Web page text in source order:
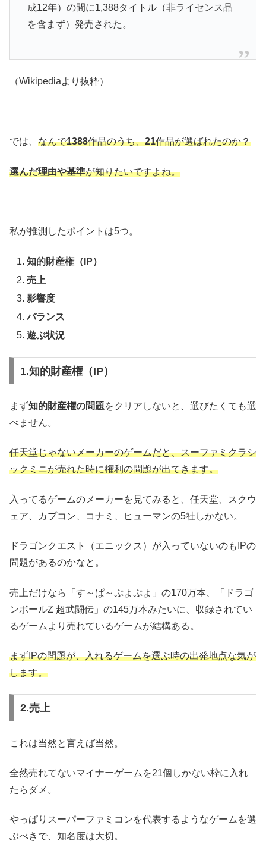
成12年）の間に1,388タイトル（非ライセンス品
を含まず）発売された。
（Wikipediaより抜粋）
では、 なんで1388作品のうち、21作品が選ばれたのか？
選んだ理由や基準が知りたいですよね。
私が推測したポイントは5つ。
知的財産権（IP）
売上
影響度
バランス
遊ぶ状況
1.知的財産権（IP）
まず知的財産権の問題をクリアしないと、選びたくても選
べません。
任天堂じゃないメーカーのゲームだと、スーファミクラシ
ックミニが売れた時に権利の問題が出てきます。
入ってるゲームのメーカーを見てみると、任天堂、スクウ
ェア、カプコン、コナミ、ヒューマンの5社しかない。
ドラゴンクエスト（エニックス）が入っていないのもIPの
問題があるのかなと。
売上だけなら「す～ぱ～ぷよぷよ」の170万本、「ドラゴ
ンボールZ 超武闘伝」の145万本みたいに、収録されてい
るゲームより売れているゲームが結構ある。
まずIPの問題が、入れるゲームを選ぶ時の出発地点な気が
します。
2.売上
これは当然と言えば当然。
全然売れてないマイナーゲームを21個しかない枠に入れ
たらダメ。
やっぱりスーパーファミコンを代表するようなゲームを選
ぶべきで、知名度は大切。